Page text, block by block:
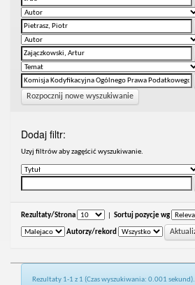
Rozpocznij nowe wyszukiwanie
Dodaj filtr:
Uzyj filtrów aby zagęścić wyszukiwanie.
Rezultaty/Strona Sortuj pozycje wg
Autorzy/rekord
Rezultaty 1-1 z 1 (Czas wyszukiwania: 0.001 sekund).